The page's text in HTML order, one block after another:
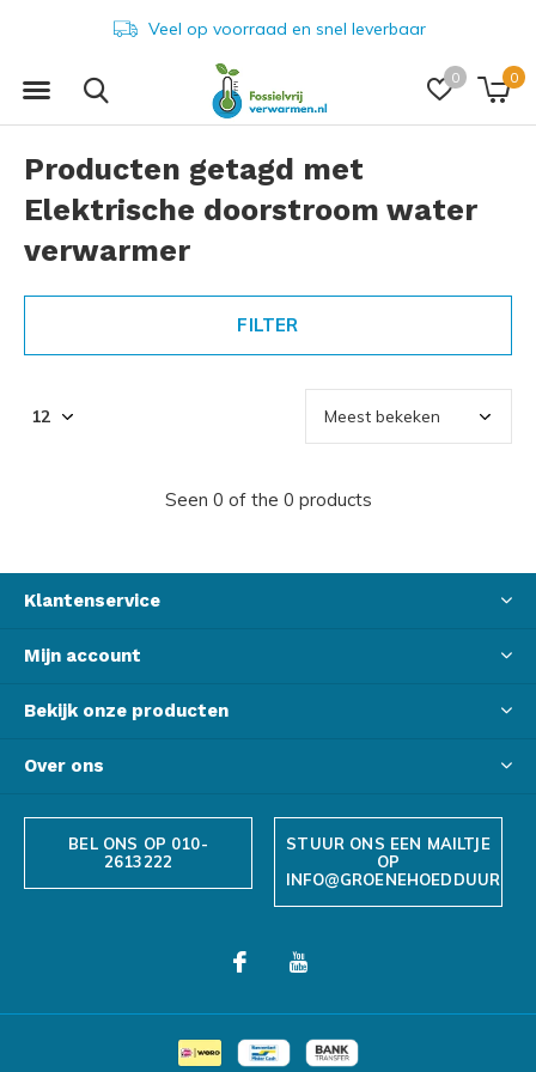
0 0
Veel op voorraad en snel leverbaar
Producten getagd met
Elektrische doorstroom water
verwarmer
FILTER
Seen 0 of the 0 products
Klantenservice
Mijn account
Bekijk onze producten
Over ons
BEL ONS OP 010-
2613222
STUUR ONS EEN MAILTJE
OP